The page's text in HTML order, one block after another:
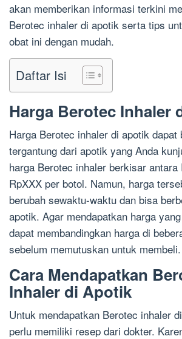
akan memberikan informasi terkini
Berotec inhaler di apotik serta tips
obat ini dengan mudah.
Daftar Isi
Harga Berotec Inhaler
Harga Berotec inhaler di apotik dapat
tergantung dari apotik yang Anda
harga Berotec inhaler berkisar antara
RpXXX per botol. Namun, harga
berubah sewaktu-waktu dan bisa
apotik. Agar mendapatkan harga
dapat membandingkan harga di
sebelum memutuskan untuk membeli.
Cara Mendapatkan
Inhaler di Apotik
Untuk mendapatkan Berotec inhaler
perlu memiliki resep dari dokter.